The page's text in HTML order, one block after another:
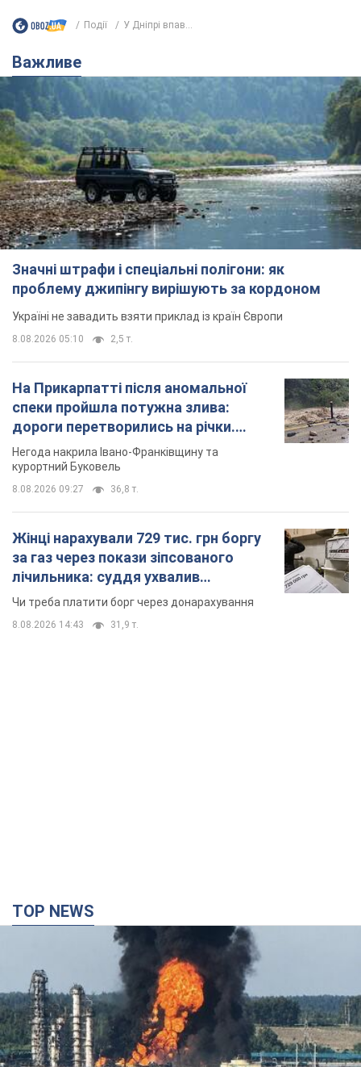
Значні штрафи і спеціальні полігони: як
проблему джипінгу вирішують за кордоном
Україні не завадить взяти приклад із країн Європи
8.08.2026 05:10 2,5 т.
На Прикарпатті після аномальної
спеки пройшла потужна злива:
дороги перетворились на річки.
Відео
Негода накрила Івано-Франківщину та
8.08.2026 09:27
за газ через покази зіпсованого
лічильника: суддя ухвалив
неочікуване рішення
Чи треба платити борг через донарахування
8.08.2026 14:43 31,9 т.
Росія стягнула під Москву три кола захисту
ППО: Зеленський пообіцяв "знаходити
технології" протидії
Президент заявив, що навіть посилена система
протиповітряної оборони РФ не гарантує захисту від
українських ударів
9 часов назад 68,6 т.